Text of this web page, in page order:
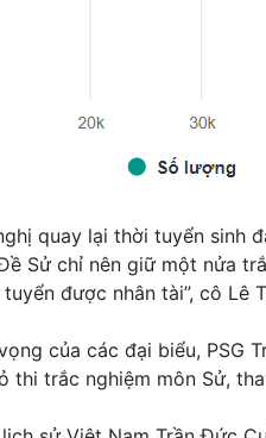
quay lại thời tuyển sinh
Sử chỉ nên giữ một nửa
được nhân tài”, cô Lê
của các đại biểu, PSG
thi trắc nghiệm môn Sử,